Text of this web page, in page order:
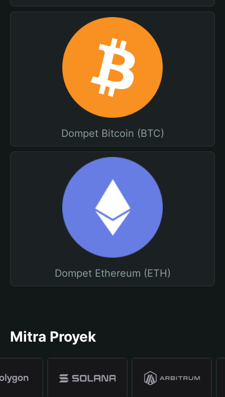
Dompet Bitcoin (BTC)
Dompet Ethereum (ETH)
Mitra Proyek